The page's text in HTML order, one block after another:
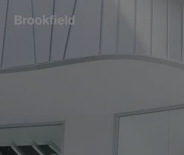
Pular para o conteúdo principal
Imagem